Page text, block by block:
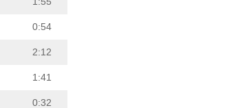
0:54
2:12
1:41
0:32